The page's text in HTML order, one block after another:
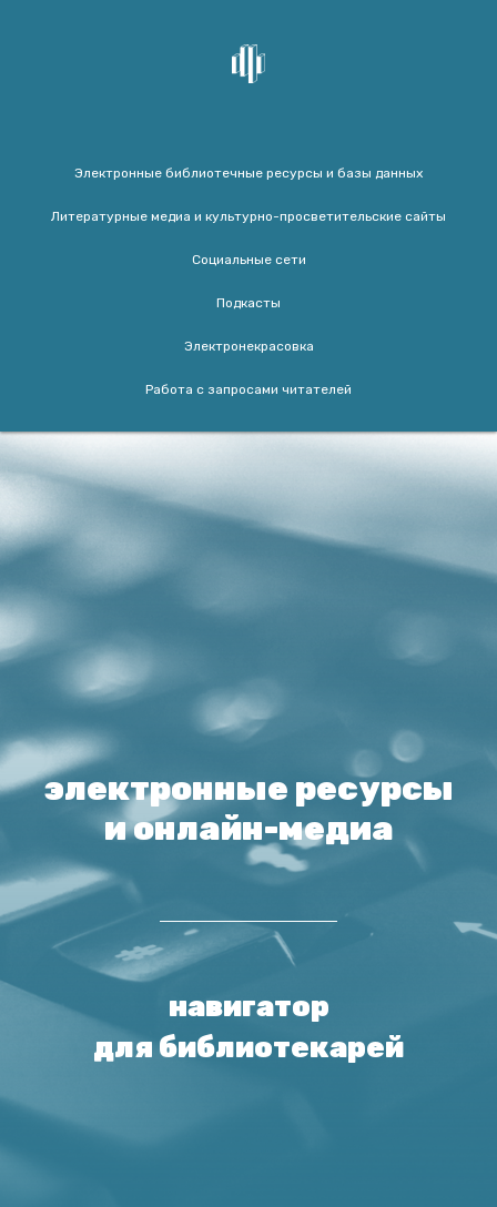
Электронные библиотечные ресурсы и базы данных
Литературные медиа и культурно-просветительские сайты
Социальные сети
Подкасты
Электронекрасовка
Работа с запросами читателей
электронные ресурсы
и онлайн-медиа
навигатор
для библиотекарей